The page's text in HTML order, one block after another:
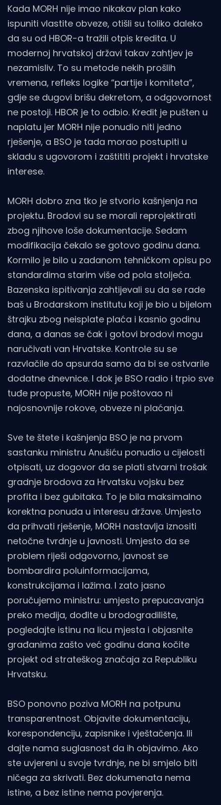
Kada MORH nije imao nikakav plan kako
ispuniti vlastite obveze, otišli su toliko daleko
da su od HBOR-a tražili otpis kredita. U
modernoj hrvatskoj državi takav zahtjev je
nezamisliv. To su metode nekih prošlih
vremena, refleks logike “partije i komiteta”,
gdje se dugovi brišu dekretom, a odgovornost
ne postoji. HBOR je to odbio. Kredit je pušten u
naplatu jer MORH nije ponudio niti jedno
rješenje, a BSO je tada morao postupiti u
skladu s ugovorom i zaštititi projekt i hrvatske
interese.
MORH dobro zna tko je stvorio kašnjenja na
projektu. Brodovi su se morali reprojektirati
zbog njihove loše dokumentacije. Sedam
modifikacija čekalo se gotovo godinu dana.
Kormilo je bilo u zadanom tehničkom opisu po
standardima starim više od pola stoljeća.
Bazenska ispitivanja zahtijevali su da se rade
baš u Brodarskom institutu koji je bio u bijelom
štrajku zbog neisplate plaća i kasnio godinu
dana, a danas se čak i gotovi brodovi mogu
naručivati van Hrvatske. Kontrole su se
razvlačile do apsurda samo da bi se ostvarile
dodatne dnevnice. I dok je BSO radio i trpio sve
tuđe propuste, MORH nije poštovao ni
najosnovnije rokove, obveze ni plaćanja.
Sve te štete i kašnjenja BSO je na prvom
sastanku ministru Anušiću ponudio u cijelosti
otpisati, uz dogovor da se plati stvarni trošak
gradnje brodova za Hrvatsku vojsku bez
profita i bez gubitaka. To je bila maksimalno
korektna ponuda u interesu države. Umjesto
da prihvati rješenje, MORH nastavlja iznositi
netočne tvrdnje u javnosti. Umjesto da se
problem riješi odgovorno, javnost se
bombardira poluinformacijama,
konstrukcijama i lažima. I zato jasno
poručujemo ministru: umjesto prepucavanja
preko medija, dođite u brodogradilište,
pogledajte istinu na licu mjesta i objasnite
građanima zašto već godinu dana kočite
projekt od strateškog značaja za Republiku
Hrvatsku.
BSO ponovno poziva MORH na potpunu
transparentnost. Objavite dokumentaciju,
korespondenciju, zapisnike i vještačenja. Ili
dajte nama suglasnost da ih objavimo. Ako
ste uvjereni u svoje tvrdnje, ne bi smjelo biti
ničega za skrivati. Bez dokumenata nema
istine, a bez istine nema povjerenja.